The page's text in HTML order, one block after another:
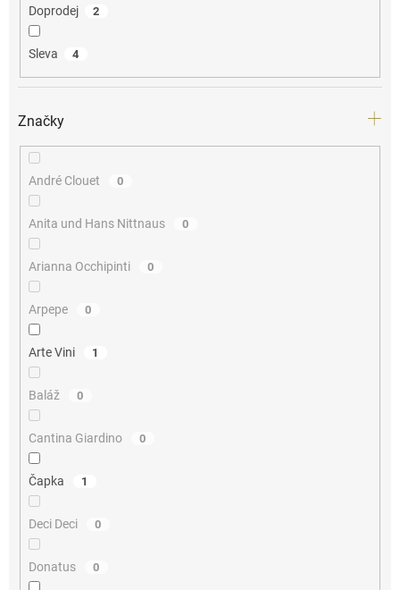
Doprodej 2
Sleva 4
Značky
André Clouet 0
Anita und Hans Nittnaus 0
Arianna Occhipinti 0
Arpepe 0
Arte Vini 1
Baláž 0
Cantina Giardino 0
Čapka 1
Deci Deci 0
Donatus 0